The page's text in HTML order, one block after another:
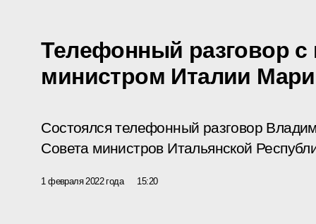
Телефонный разговор с
министром Италии
Состоялся телефонный разговор
Совета министров Итальянской
1 февраля 2022 года 15:20